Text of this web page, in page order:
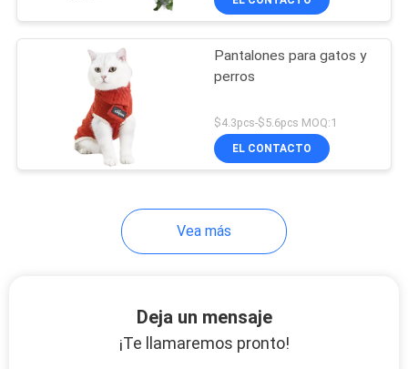
El animal doméstico
mastica los
juguetes
Escobilla del animal
Peng Falda
Pantalones para gatos y
perros
$4.3pcs-$5.6pcs MOQ:1
EL CONTACTO
Vea más
Deja un mensaje
¡Te llamaremos pronto!